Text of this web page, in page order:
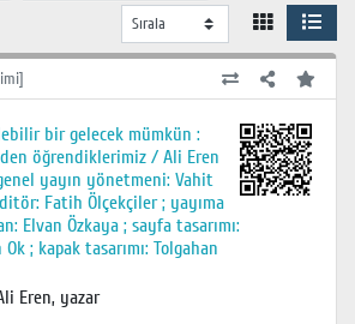
bir gelecek mümkün :
öğrendiklerimiz / Ali Eren
yayın yönetmeni: Vahit
Fatih Ölçekçiler ; yayıma
Elvan Özkaya ; sayfa tasarımı:
; kapak tasarımı: Tolgahan
Eren, yazar